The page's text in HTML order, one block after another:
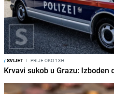
/SVIJET I PRIJE OKO 13H
Krvavi sukob u Grazu: Izboden